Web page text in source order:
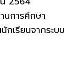
นการศึกษา
เรียนจากระบบ